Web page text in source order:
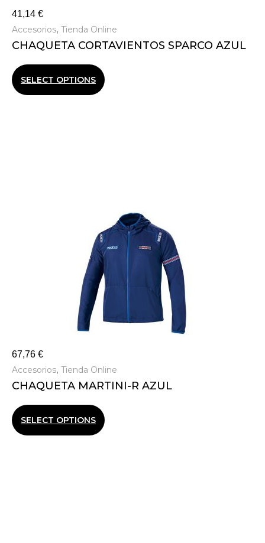
41,14 €
Accesorios, Tienda Online
CHAQUETA CORTAVIENTOS SPARCO AZUL
SELECT OPTIONS
67,76 €
Accesorios, Tienda Online
CHAQUETA MARTINI-R AZUL
SELECT OPTIONS